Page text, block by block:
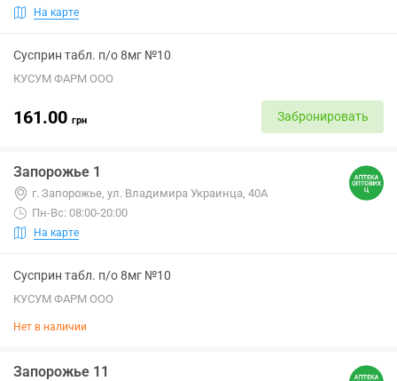
На карте
Сусприн табл. п/о 8мг №10
КУСУМ ФАРМ ООО
161.00 грн Забронировать
Запорожье 1
г. Запорожье, ул. Владимира Украинца, 40А
Пн-Вс: 08:00-20:00
На карте
Сусприн табл. п/о 8мг №10
КУСУМ ФАРМ ООО
Нет в наличии
Запорожье 11